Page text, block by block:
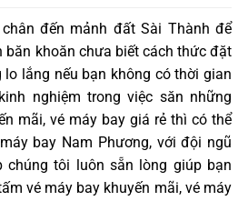
đến mảnh đất Sài Thành để
băn khoăn chưa biết cách thức đặt
lắng nếu bạn không có thời gian
nghiệm trong việc săn những
mãi, vé máy bay giá rẻ thì có thể
bay Nam Phương, với đội ngũ
chúng tôi luôn sẵn lòng giúp bạn
vé máy bay khuyến mãi, vé máy